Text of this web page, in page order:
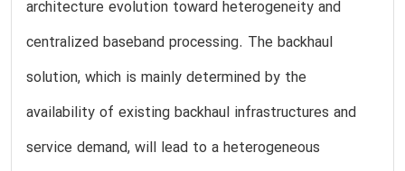
architecture evolution toward heterogeneity and
centralized baseband processing. The backhaul
solution, which is mainly determined by the
availability of existing backhaul infrastructures and
service demand, will lead to a heterogeneous